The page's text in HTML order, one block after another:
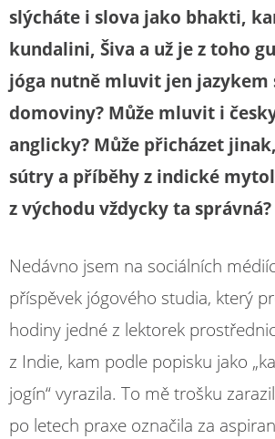
slýcháte i slova jako bhakti,
kundalini, Šiva a už je z toho
jóga nutně mluvit jen jazykem
domoviny? Může mluvit i
anglicky? Může přicházet
sútry a příběhy z indické
z východu vždycky ta správná?
Nedávno jsem na sociálních
příspěvek jógového studia, který
hodiny jedné z lektorek
z Indie, kam podle popisku jako
jogín“ vyrazila. To mě trošku
po letech praxe označila za